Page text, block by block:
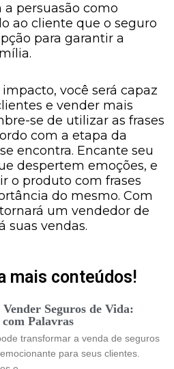
a persuasão como
ao cliente que o seguro
para garantir a
você será capaz
e vender mais
se de utilizar as frases
com a etapa da
encontra. Encante seu
despertem emoções, e
o produto com frases
do mesmo. Com
um vendedor de
suas vendas.
mais conteúdos!
Seguros de Vida:
Palavras
transformar a venda de seguros
para seus clientes.